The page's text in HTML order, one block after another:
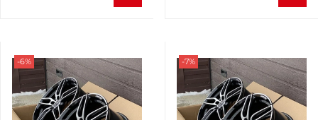
-6% -7%